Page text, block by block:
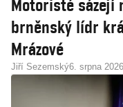
Motoristé sázejí
brněnský lídr
Mrázové
Jiří Sezemský6. srpna 2026